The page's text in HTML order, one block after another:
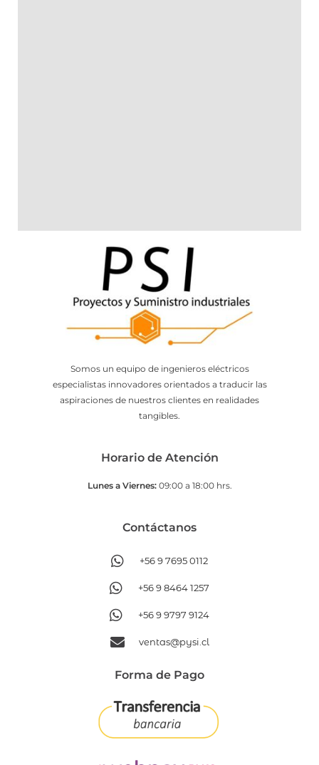
Somos un equipo de ingenieros eléctricos
especialistas innovadores orientados a traducir las
aspiraciones de nuestros clientes en realidades
tangibles.
Horario de Atención
Lunes a Viernes:09:00 a 18:00 hrs.
Contáctanos​
+56 9 7695 0112
+56 9 8464 1257
+56 9 9797 9124
ventas@pysi.cl
Forma de Pago